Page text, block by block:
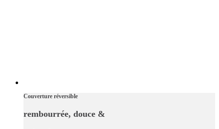
Couverture réversible
rembourrée, douce &